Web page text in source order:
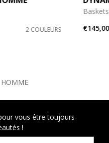
HOMME
2 COULEURS
€145,00
vous être toujours
!